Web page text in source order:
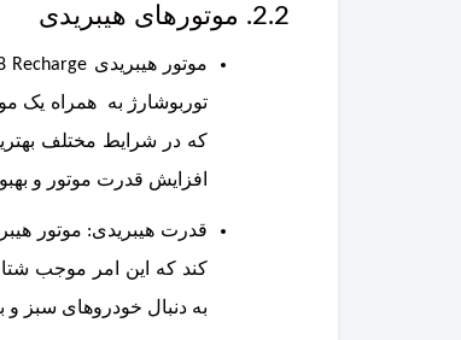
2.2. موتورهای هیبریدی
توربوشارژ به همراه یک
که در شرایط مختلف
افزایش قدرت موتور و
کند که این امر موجب
به دنبال خودروهای سبز و